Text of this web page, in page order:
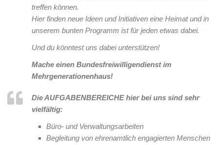
treffen können.
Hier finden neue Ideen und Initiativen eine Heimat und in
unserem bunten Programm ist für jeden etwas dabei.
Und du könntest uns dabei unterstützen!
Mache einen Bundesfreiwilligendienst im
Mehrgenerationenhaus!
Die AUFGABENBEREICHE hier bei uns sind sehr
vielfältig:
Büro- und Verwaltungsarbeiten
Begleitung von ehrenamtlich engagierten Menschen